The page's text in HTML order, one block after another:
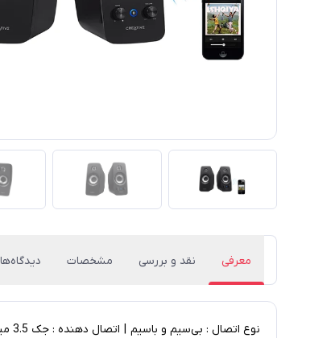
معرفی نقد و بررسی مشخصات دیدگاه‌ها
نوع اتصال : بی‌سیم و باسیم | اتصال دهنده : جک 3.5 میلی‌متری صدا | نسخه‌ی بلوتوث : 4.0 | ورودی کارت حافظه : ندارد | منبع انرژی: برق شهری